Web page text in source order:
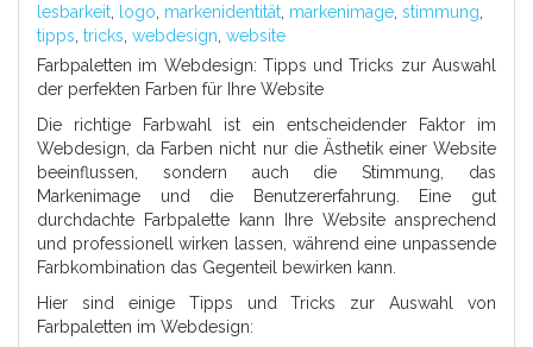
lesbarkeit
logo markenidentität markenimage stimmung
tipps tricks webdesign website
Farbpaletten im Webdesign: Tipps und Tricks zur Auswahl
der perfekten Farben für Ihre Website
Die richtige Farbwahl ist ein entscheidender Faktor im
Webdesign, da Farben nicht nur die Ästhetik einer Website
beeinflussen, sondern auch die Stimmung, das
Markenimage und die Benutzererfahrung. Eine gut
durchdachte Farbpalette kann Ihre Website ansprechend
und professionell wirken lassen, während eine unpassende
Farbkombination das Gegenteil bewirken kann.
Hier sind einige Tipps und Tricks zur Auswahl von
Farbpaletten im Webdesign: